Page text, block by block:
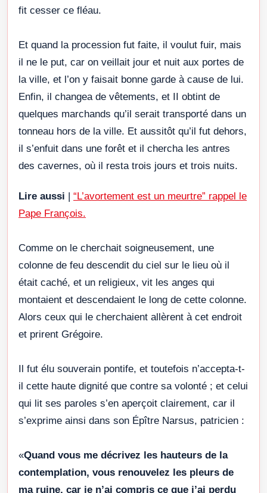
fit cesser ce fléau.
Et quand la procession fut faite, il voulut fuir, mais
il ne le put, car on veillait jour et nuit aux portes de
la ville, et l’on y faisait bonne garde à cause de lui.
Enfin, il changea de vêtements, et II obtint de
quelques marchands qu’il serait transporté dans un
tonneau hors de la ville. Et aussitôt qu’il fut dehors,
il s’enfuit dans une forêt et il chercha les antres
des cavernes, où il resta trois jours et trois nuits.
Lire aussi
“L’avortement est un meurtre” rappel le
Pape François.
Comme on le cherchait soigneusement, une
colonne de feu descendit du ciel sur le lieu où il
était caché, et un religieux, vit les anges qui
montaient et descendaient le long de cette colonne.
Alors ceux qui le cherchaient allèrent à cet endroit
et prirent Grégoire.
Il fut élu souverain pontife, et toutefois n’accepta-t-
il cette haute dignité que contre sa volonté ; et celui
qui lit ses paroles s’en aperçoit clairement, car il
s’exprime ainsi dans son Épître Narsus, patricien :
«Quand vous me décrivez les hauteurs de la
contemplation, vous renouvelez les pleurs de
ma ruine, car je n’ai compris ce que j’ai perdu